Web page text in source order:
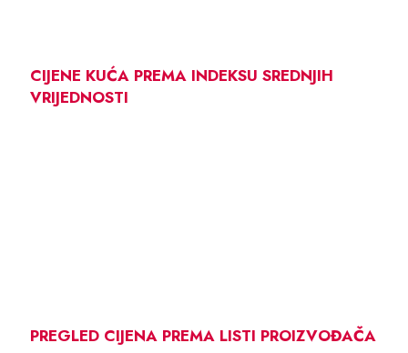
CIJENE KUĆA PREMA INDEKSU SREDNJIH
VRIJEDNOSTI
PREGLED CIJENA PREMA LISTI PROIZVOĐAČA